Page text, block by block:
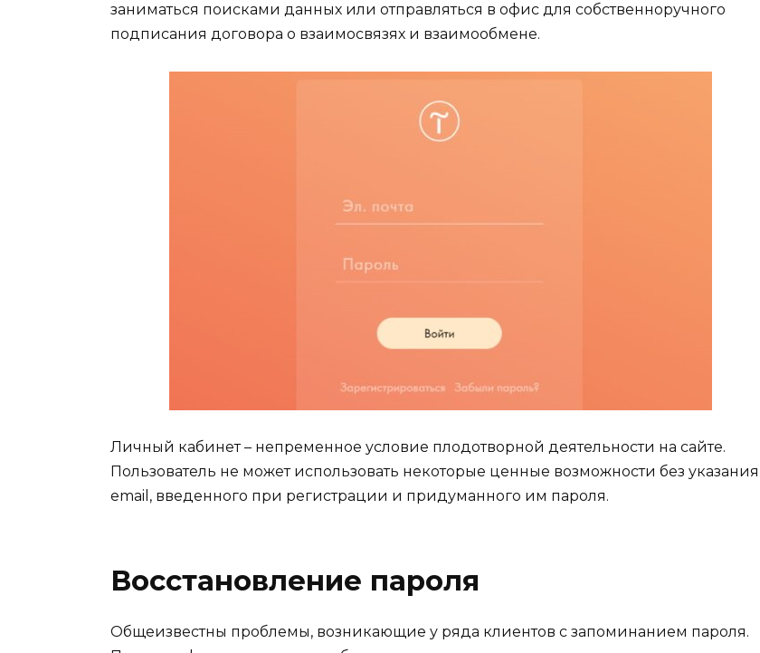
заниматься поисками данных или отправляться в офис для собственноручного
подписания договора о взаимосвязях и взаимообмене.
Личный кабинет – непременное условие плодотворной деятельности на сайте.
Пользователь не может использовать некоторые ценные возможности без указания
email, введенного при регистрации и придуманного им пароля.
Восстановление пароля
Общеизвестны проблемы, возникающие у ряда клиентов с запоминанием пароля.